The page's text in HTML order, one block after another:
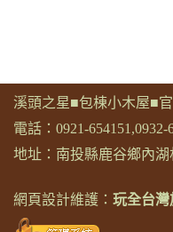
溪頭之星■包棟小木屋■
電話： 0921-654151 ,0932-
地址：南投縣鹿谷鄉內
網頁設計維護： 玩全台灣